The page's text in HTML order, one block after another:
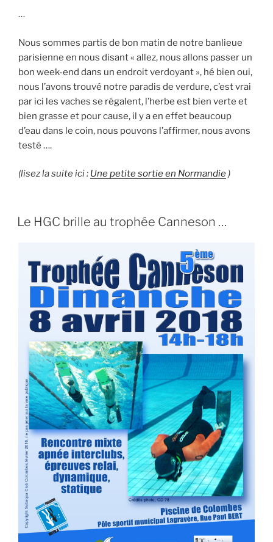
…
Nous sommes partis de bon matin de notre banlieue
parisienne en nous disant « allez, nous allons passer un
bon week-end dans un endroit verdoyant », hé bien oui,
nous l’avons trouvé notre paradis de verdure, c’est vrai
par ici les vaches se régalent, l’herbe est bien verte et
bien grasse et pour cause, il y a en effet beaucoup
d’eau dans le coin, nous pouvons l’affirmer, nous avons
testé ….
(lisez la suite ici : Une petite sortie en Normandie)
Le HGC brille au trophée Canneson …